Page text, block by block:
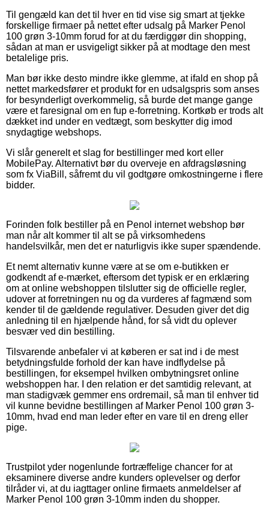
Til gengæld kan det til hver en tid vise sig smart at tjekke
forskellige firmaer på nettet efter udsalg på Marker Penol
100 grøn 3-10mm forud for at du færdiggør din shopping,
sådan at man er usvigeligt sikker på at modtage den mest
betalelige pris.
Man bør ikke desto mindre ikke glemme, at ifald en shop på
nettet markedsfører et produkt for en udsalgspris som anses
for besynderligt overkommelig, så burde det mange gange
være et faresignal om en fup e-forretning. Kortkøb er trods alt
dækket ind under en vedtægt, som beskytter dig imod
snydagtige webshops.
Vi slår generelt et slag for bestillinger med kort eller
MobilePay. Alternativt bør du overveje en afdragsløsning
som fx ViaBill, såfremt du vil godtgøre omkostningerne i flere
bidder.
Forinden folk bestiller på en Penol internet webshop bør
man når alt kommer til alt se på virksomhedens
handelsvilkår, men det er naturligvis ikke super spændende.
Et nemt alternativ kunne være at se om e-butikken er
godkendt af e-mærket, eftersom det typisk er en erklæring
om at online webshoppen tilslutter sig de officielle regler,
udover at forretningen nu og da vurderes af fagmænd som
kender til de gældende regulativer. Desuden giver det dig
anledning til en hjælpende hånd, for så vidt du oplever
besvær ved din bestilling.
Tilsvarende anbefaler vi at køberen er sat ind i de mest
betydningsfulde forhold der kan have indflydelse på
bestillingen, for eksempel hvilken ombytningsret online
webshoppen har. I den relation er det samtidig relevant, at
man stadigvæk gemmer ens ordremail, så man til enhver tid
vil kunne bevidne bestillingen af Marker Penol 100 grøn 3-
10mm, hvad end man leder efter en vare til en dreng eller
pige.
Trustpilot yder nogenlunde fortræffelige chancer for at
eksaminere diverse andre kunders oplevelser og derfor
tilråder vi, at du iagttager online firmaets anmeldelser af
Marker Penol 100 grøn 3-10mm inden du shopper.